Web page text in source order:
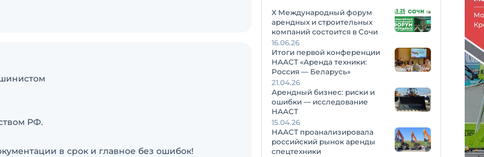
РФ.
в срок и главное без ошибок!
X Международный форум
арендных и строительных
компаний состоится в Сочи
16.06.26
Итоги первой конференции
НААСТ «Аренда техники:
Россия — Беларусь»
21.04.26
Арендный бизнес: риски и
ошибки — исследование
НААСТ
15.04.26
НААСТ проанализировала
российский рынок аренды
спецтехники